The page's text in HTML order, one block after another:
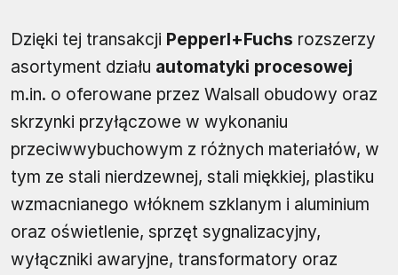
Dzięki tej transakcji Pepperl+Fuchs rozszerzy
asortyment działu automatyki procesowej
m.in. o oferowane przez Walsall obudowy oraz
skrzynki przyłączowe w wykonaniu
przeciwwybuchowym z różnych materiałów, w
tym ze stali nierdzewnej, stali miękkiej, plastiku
wzmacnianego włóknem szklanym i aluminium
oraz oświetlenie, sprzęt sygnalizacyjny,
wyłączniki awaryjne, transformatory oraz